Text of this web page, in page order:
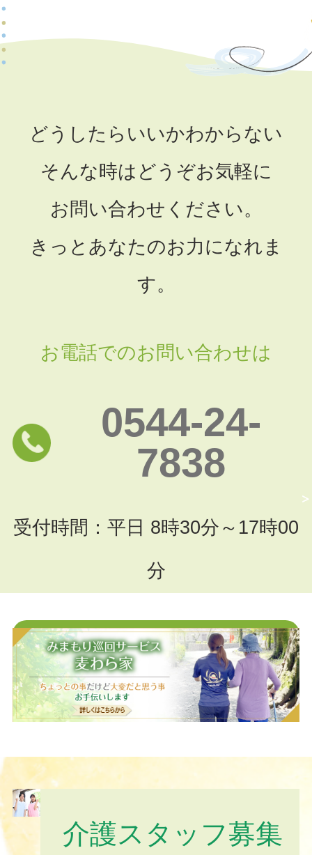
どうしたらいいかわからない
そんな時はどうぞお気軽に
お問い合わせください。
きっとあなたのお力になれま
す。
お電話でのお問い合わせは
0544-24-
7838
受付時間：平日 8時30分～17時00
分
お問い合わせフォームはこちら
介護スタッフ募集